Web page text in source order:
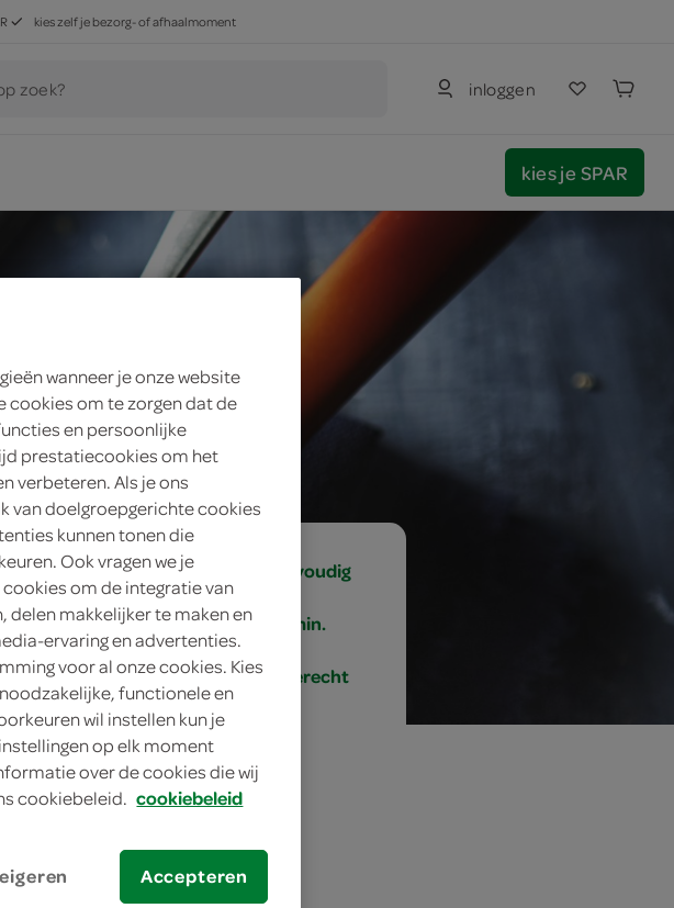
kies zelf je bezorg- of afhaalmoment
zoek? inloggen
kies je SPAR
eenvoudig
40 min.
bijgerecht
wanneer je onze website
cookies om te zorgen dat de
en persoonlijke
prestatiecookies om het
verbeteren. Als je ons
van doelgroepgerichte cookies
kunnen tonen die
Ook vragen we je
om de integratie van
delen makkelijker te maken en
ervaring en advertenties.
voor al onze cookies. Kies
functionele en
wil instellen kun je
op elk moment
over de cookies die wij
cookiebeleid. cookiebeleid
Accepteren